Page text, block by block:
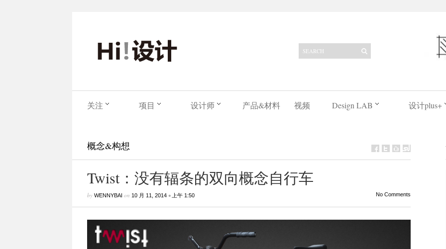
关注 项目 设计师 产品&材料 视频 Design LAB 设计plus+
概念&构想
Twist：没有辐条的双向概念自行车
by WENNYBAI on 10 月 11, 2014• 上午 1:50 No Comments